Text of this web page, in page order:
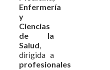
Enfermería
y
Ciencias
de la
Salud,
dirigida a
profesionales